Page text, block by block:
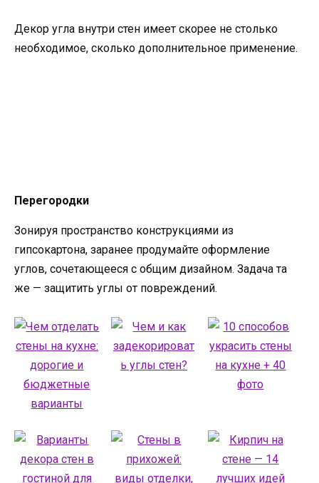
Декор угла внутри стен имеет скорее не столько
необходимое, сколько дополнительное применение.
Перегородки
Зонируя пространство конструкциями из
гипсокартона, заранее продумайте оформление
углов, сочетающееся с общим дизайном. Задача та
же — защитить углы от повреждений.